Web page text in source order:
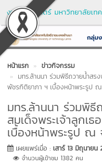
งานยุทธศาสตร์ มหาวิทยาลัยเท
หน้าแรก
ข่าวกิจกรรม
มทร.ล้านนา ร่วมพิธีถวายน้ำสร
พัชรกิติยาภา ฯ เบื้องหน้าพระรูป
มทร.ล้านนา ร่วมพิธี
สมเด็จพระเจ้าลูกเ
เบื้องหน้าพระรูป ณ
เผยแพร่เมื่อ : เสาร์ 13 มิถุนายน
จำนวนผู้เข้าชม 1382 คน